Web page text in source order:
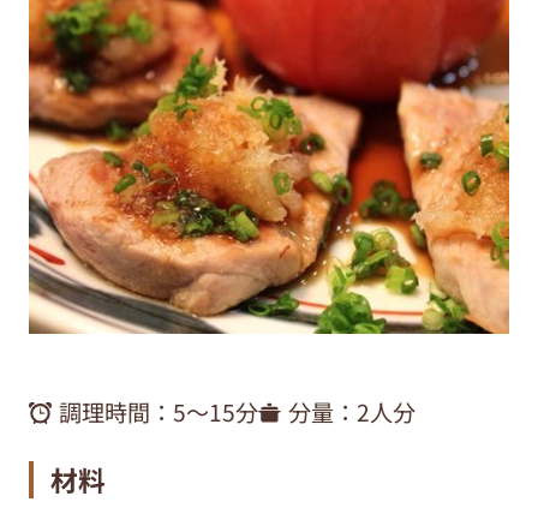
調理時間： 5〜15分 分量：2人分
材料